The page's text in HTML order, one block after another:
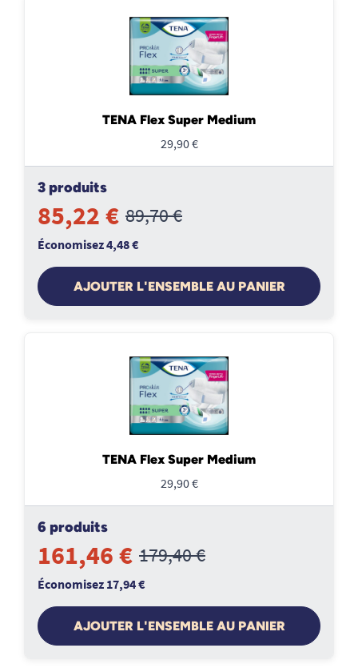
TENA Flex Super Medium
29,90 €
3 produits
85,22 € 89,70 €
Économisez 4,48 €
AJOUTER L'ENSEMBLE AU PANIER
TENA Flex Super Medium
29,90 €
6 produits
161,46 € 179,40 €
Économisez 17,94 €
AJOUTER L'ENSEMBLE AU PANIER